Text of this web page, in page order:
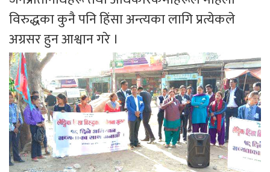
विरुद्धका कुनै पनि हिंसा अन्त्यका लागि प्रत्येकले
अग्रसर हुन आश्वान गरे ।